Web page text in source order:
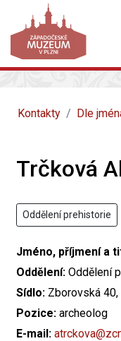
Kontakty Dle
Trčková
Oddělení prehistorie
Jméno, příjmení a
Oddělení: Oddělení
Sídlo: Zborovská
Pozice: archeolog
E-mail: